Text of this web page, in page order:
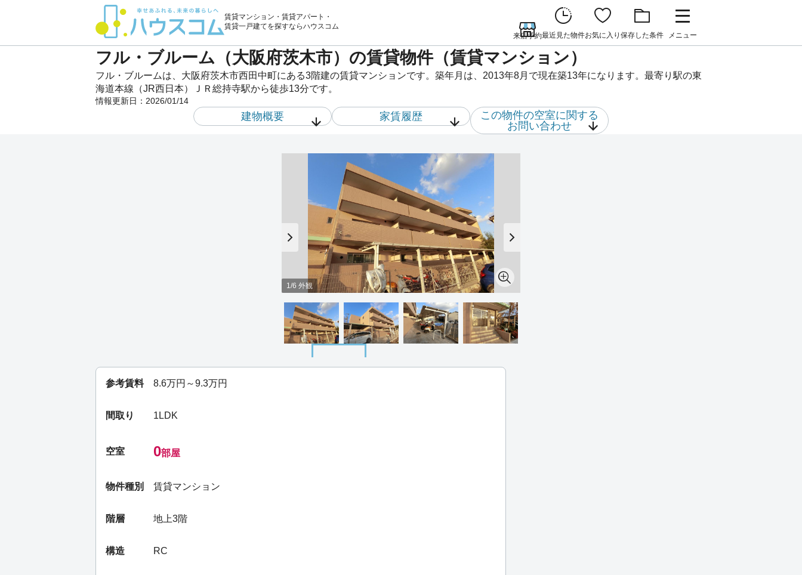
賃貸マンション・賃貸アパート・
賃貸一戸建てを探すならハウスコム
来店予約最近見た物件お気に入り 保存した条件 メニュー
フル・ブルーム（大阪府茨木市）の賃貸物件（賃貸マンション）
フル・ブルームは、大阪府茨木市西田中町にある3階建の賃貸マンションです。築年月は、2013年8月で現在築13年になります。最寄り駅の東
海道本線（JR西日本）ＪＲ総持寺駅から徒歩13分です。
情報更新日： 2026/01/14
建物概要 家賃履歴
この物件の空室に関する
お問い合わせ
1/6 外観
参考賃料 8.6万円～9.3万円
間取り 1LDK
空室 0部屋
物件種別 賃貸マンション
階層 地上3階
構造 RC